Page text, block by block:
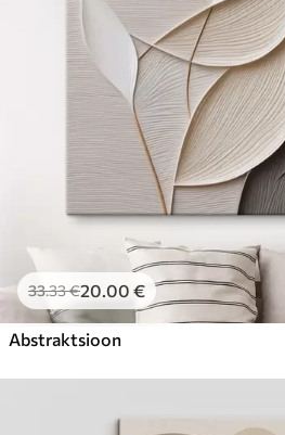
33.33€20.00 €
Abstraktsioon